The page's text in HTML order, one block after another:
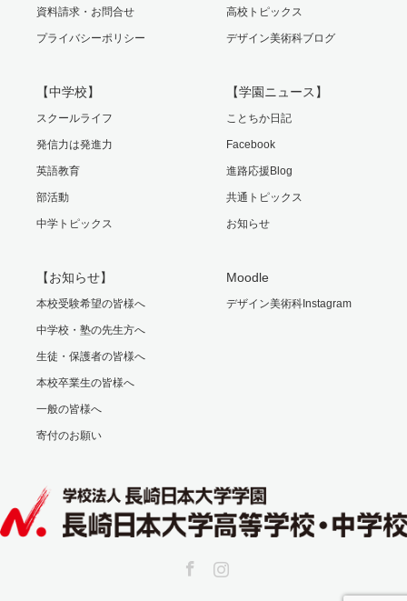
資料請求・お問合せ
プライバシーポリシー
高校トピックス
デザイン美術科ブログ
【中学校】
スクールライフ
発信力は発進力
英語教育
部活動
中学トピックス
【学園ニュース】
ことちか日記
Facebook
進路応援Blog
共通トピックス
お知らせ
【お知らせ】
本校受験希望の皆様へ
中学校・塾の先生方へ
生徒・保護者の皆様へ
本校卒業生の皆様へ
一般の皆様へ
寄付のお願い
Moodle
デザイン美術科Instagram